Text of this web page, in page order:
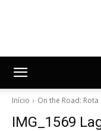
Início On the Road:
IMG_1569